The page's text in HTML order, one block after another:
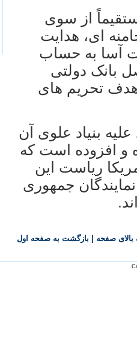
از سوی
ای، هدايت
آسا به حساب
بانک دولتی
اسلامی است و از سال ٢٠٠٨ هدف تحريم های
بنياد علوی آن
و افزوده است که
رياست اين
جمهوری
صفحه بازگشت به صفحه اول